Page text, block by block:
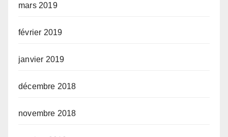
mars 2019
février 2019
janvier 2019
décembre 2018
novembre 2018